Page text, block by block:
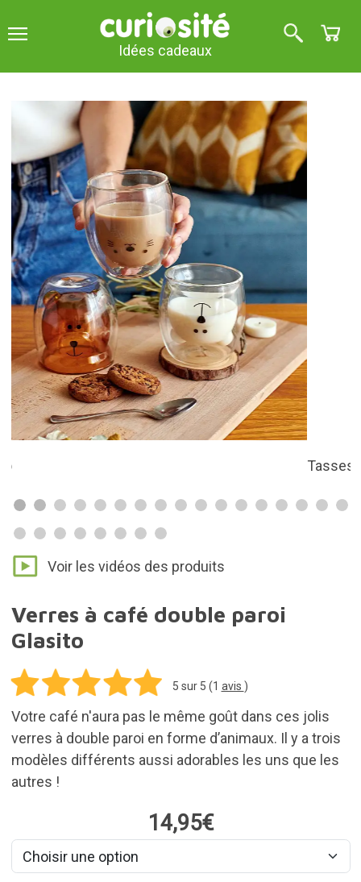
Idées cadeaux
Tasses à café à double paroi
Voir les vidéos des produits
Verres à café double paroi
Glasito
5sur 5 (1avis)
Votre café n'aura pas le même goût dans ces jolis
verres à double paroi en forme d’animaux. Il y a trois
modèles différents aussi adorables les uns que les
autres !
14,95€
dans votre commande: 5,95€
En stock. Achetez-le aujourd'hui et recevez-le
sous 3 à 7 jours.
Idées de cadeaux apparentées